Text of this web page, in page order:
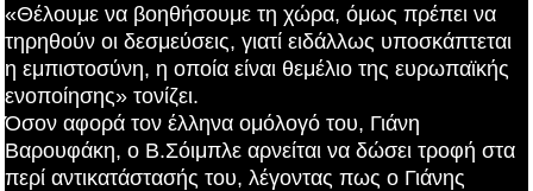
«Θέλουμε να βοηθήσουμε τη χώρα, όμως πρέπει να
τηρηθούν οι δεσμεύσεις, γιατί ειδάλλως υποσκάπτεται
η εμπιστοσύνη, η οποία είναι θεμέλιο της ευρωπαϊκής
ενοποίησης» τονίζει.
Όσον αφορά τον έλληνα ομόλογό του, Γιάνη
Βαρουφάκη, ο Β.Σόιμπλε αρνείται να δώσει τροφή στα
περί αντικατάστασής του, λέγοντας πως ο Γιάνης